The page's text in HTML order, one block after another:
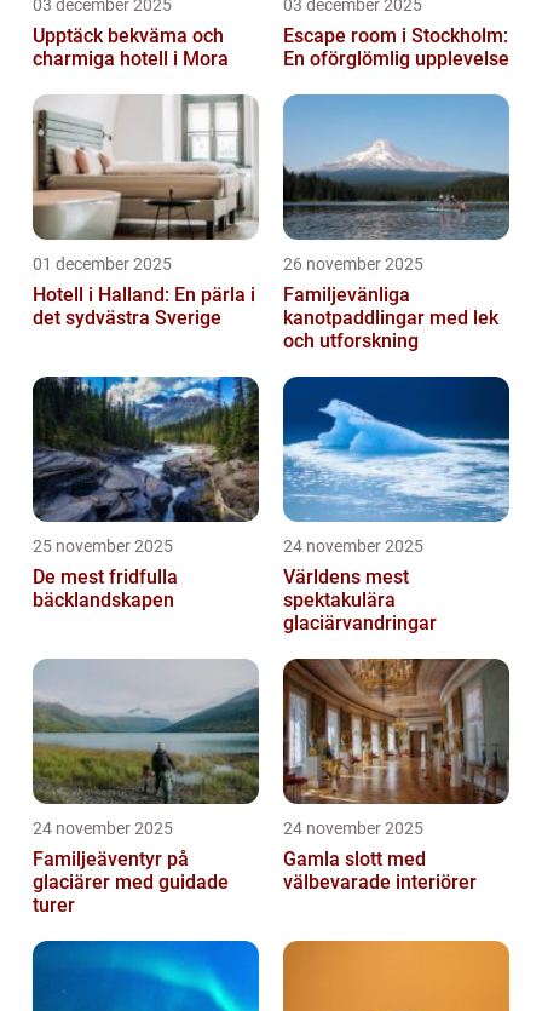
03 december 2025
Upptäck bekväma och
charmiga hotell i Mora
03 december 2025
Escape room i Stockholm:
En oförglömlig upplevelse
01 december 2025
Hotell i Halland: En pärla i
det sydvästra Sverige
26 november 2025
Familjevänliga
kanotpaddlingar med lek
och utforskning
25 november 2025
De mest fridfulla
bäcklandskapen
24 november 2025
Världens mest
spektakulära
glaciärvandringar
24 november 2025
Familjeäventyr på
glaciärer med guidade
turer
24 november 2025
Gamla slott med
välbevarade interiörer